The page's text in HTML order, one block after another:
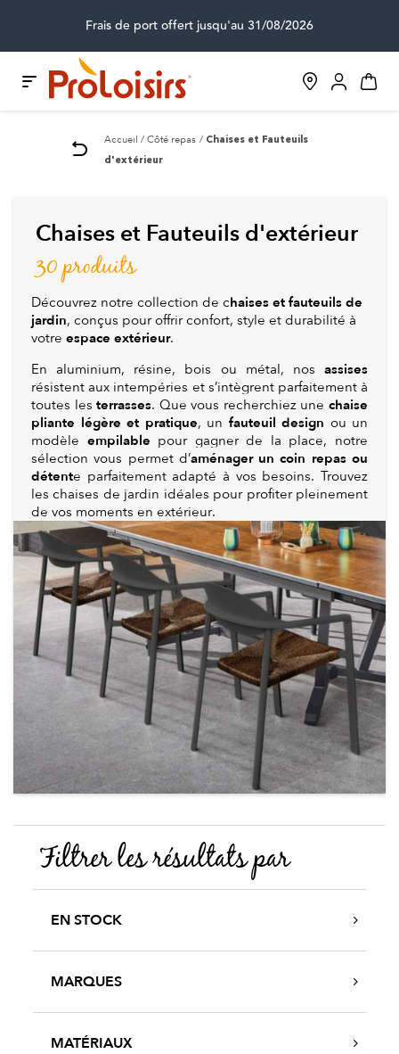
Frais de port offert jusqu'au 31/08/2026
Accueil Côté repas Chaises et Fauteuils
d'extérieur
Chaises et Fauteuils d'extérieur
30 produits
Découvrez notre collection de chaises et fauteuils de
jardin, conçus pour offrir confort, style et durabilité à
votre espace extérieur.
En aluminium, résine, bois ou métal, nos assises
résistent aux intempéries et s’intègrent parfaitement à
toutes lesterrasses. Que vous recherchiez unechaise
pliante légère et pratique, un fauteuil design ou un
modèle empilable pour gagner de la place, notre
sélection vous permet d’aménager un coin repas ou
détente parfaitement adapté à vos besoins. Trouvez
les chaises de jardin idéales pour profiter pleinement
de vos moments en extérieur.
Filtrer les résultats par
EN STOCK
MARQUES
MATÉRIAUX